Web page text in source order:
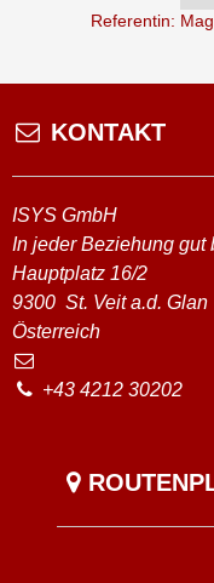
Referentin:
KONTAKT
ISYS GmbH
In jeder Beziehung gut
Hauptplatz 16/2
9300 St. Veit a.d. Glan
Österreich
+43 4212 30202